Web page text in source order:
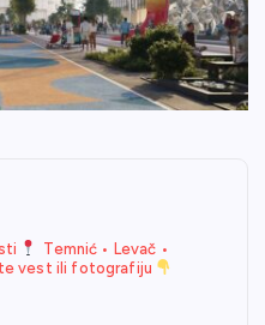
Temnić • Levač •
vest ili fotografiju